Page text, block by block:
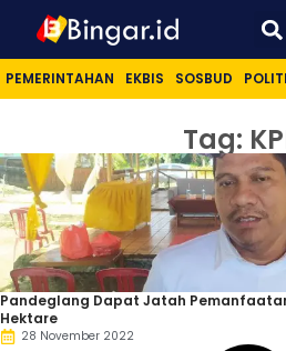
PEMERINTAHAN EKBIS SOSBUD
Tag:
Pandeglang Dapat Jatah
Hektare
28 November 2022